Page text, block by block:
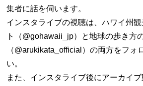
集者に話を伺います。
インスタライブの視聴は、ハワイ州
ト（@gohawaii_jp）と地球の歩き方
（@arukikata_official）の両方をフォ
い。
また、インスタライブ後にアーカイ